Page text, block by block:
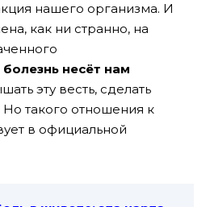
нашего организма. И
как ни странно, на
несёт нам
эту весть, сделать
такого отношения к
в официальной